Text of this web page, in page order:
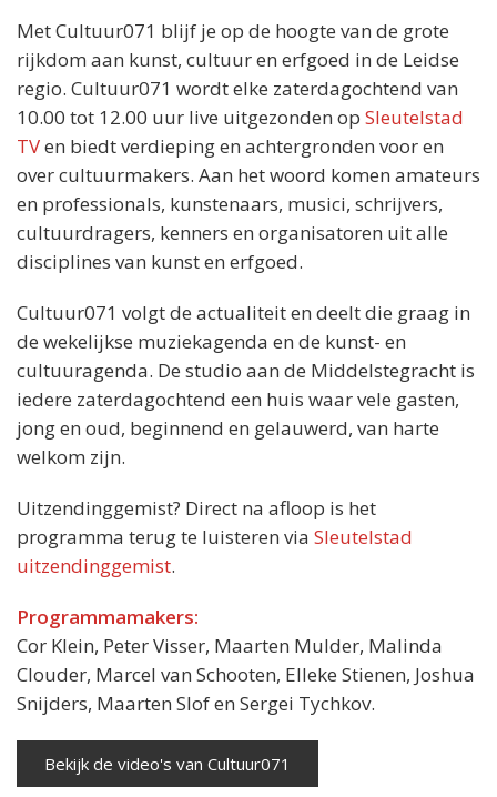
Met Cultuur071 blijf je op de hoogte van de grote
rijkdom aan kunst, cultuur en erfgoed in de Leidse
regio. Cultuur071 wordt elke zaterdagochtend van
10.00 tot 12.00 uur live uitgezonden op Sleutelstad
TVen biedt verdieping en achtergronden voor en
over cultuurmakers. Aan het woord komen amateurs
en professionals, kunstenaars, musici, schrijvers,
cultuurdragers, kenners en organisatoren uit alle
disciplines van kunst en erfgoed.
Cultuur071 volgt de actualiteit en deelt die graag in
de wekelijkse muziekagenda en de kunst- en
cultuuragenda. De studio aan de Middelstegracht is
iedere zaterdagochtend een huis waar vele gasten,
jong en oud, beginnend en gelauwerd, van harte
welkom zijn.
Uitzendinggemist? Direct na afloop is het
programma terug te luisteren via Sleutelstad
uitzendinggemist.
Programmamakers:
Cor Klein, Peter Visser, Maarten Mulder, Malinda
Clouder, Marcel van Schooten, Elleke Stienen, Joshua
Snijders, Maarten Slof en Sergei Tychkov.
Bekijk de video's van Cultuur071